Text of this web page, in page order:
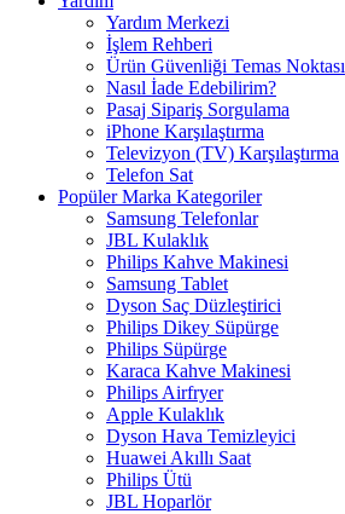
Yardım Merkezi
İşlem Rehberi
Ürün Güvenliği Temas Noktası
Nasıl İade Edebilirim?
Pasaj Sipariş Sorgulama
iPhone Karşılaştırma
Televizyon (TV) Karşılaştırma
Telefon Sat
Popüler Marka Kategoriler
Samsung Telefonlar
JBL Kulaklık
Philips Kahve Makinesi
Samsung Tablet
Dyson Saç Düzleştirici
Philips Dikey Süpürge
Philips Süpürge
Karaca Kahve Makinesi
Philips Airfryer
Apple Kulaklık
Dyson Hava Temizleyici
Huawei Akıllı Saat
Philips Ütü
JBL Hoparlör